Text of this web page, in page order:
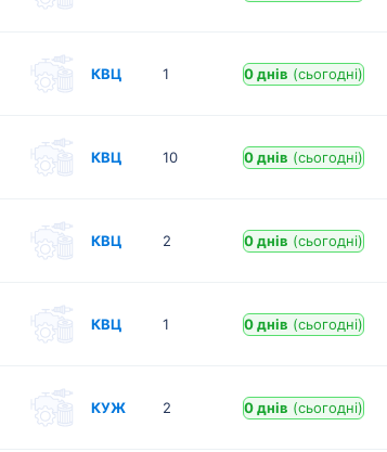
КВЦ 1 0 днів (сьогодні)
КВЦ 10 0 днів (сьогодні)
КВЦ 2 0 днів (сьогодні)
КВЦ 1 0 днів (сьогодні)
КУЖ 2 0 днів (сьогодні)